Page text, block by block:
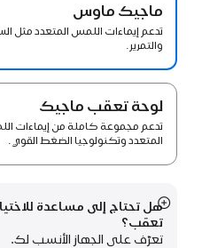
ماجيك ماوس
تدعم إيماءات اللمس المتعدد مثل
والتمرير.
لوحة تعقب ماجيك‏
تدعم مجموعة كاملة من إيماءات
المتعدد وتكنولوجيا الضغط القوي.
هل تحتاج إلى مساعدة
تعقب؟
تعرّف على الجهاز الأنسب لك.
عرض
المزيد